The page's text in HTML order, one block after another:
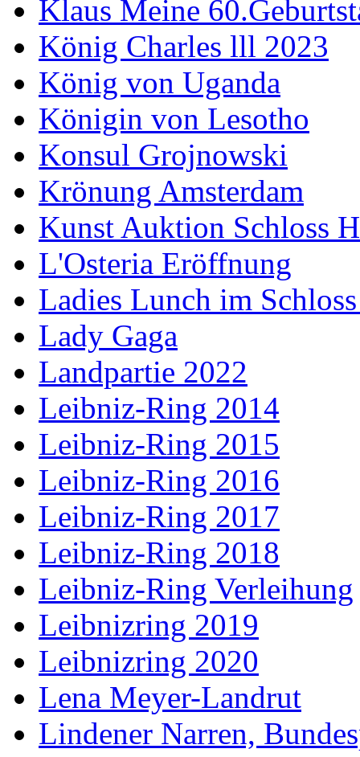
Klaus Meine
König Charles lll 2023
König von Uganda
Königin von Lesotho
Konsul Grojnowski
Krönung Amsterdam
Kunst Auktion Schloss
L'Osteria Eröffnung
Ladies Lunch im
Lady Gaga
Landpartie 2022
Leibniz-Ring 2014
Leibniz-Ring 2015
Leibniz-Ring 2016
Leibniz-Ring 2017
Leibniz-Ring 2018
Leibniz-Ring Verleihung
Leibnizring 2019
Leibnizring 2020
Lena Meyer-Landrut
Lindener Narren,